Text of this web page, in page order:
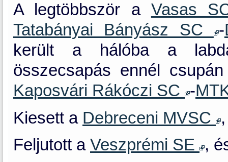
A legtöbbször a Vasas
Tatabányai Bányász SC
-
került a hálóba a
összecsapás ennél
Kaposvári Rákóczi SC -
Kiesett a Debreceni MVSC
Feljutott a Veszprémi SE
,